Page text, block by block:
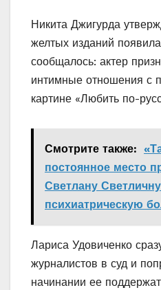
Никита Джигурда
желтых изданий
сообщалось: актер
интимные отношения с
картине «Любить по-
Смотрите также:
постоянное место
Светлану
психиатрическую
Лариса Удовиченко
журналистов в суд и
начинании ее